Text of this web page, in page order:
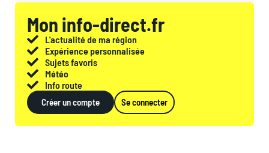
Mon info-direct.fr
L'actualité de ma région
Expérience personnalisée
Sujets favoris
Météo
Info route
Créer un compte Se connecter